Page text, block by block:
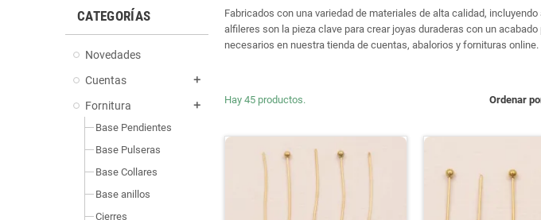
CATEGORÍAS
Novedades
Cuentas
add
Fornitura add
Base Pendientes
Base Pulseras
Base Collares
Base anillos
Cierres
Fabricados con una variedad de materiales de alta calidad,
alfileres son la pieza clave para crear joyas duraderas con un
necesarios en nuestra tienda de cuentas, abalorios y fornituras online.
Ordenar
Hay 45 productos.